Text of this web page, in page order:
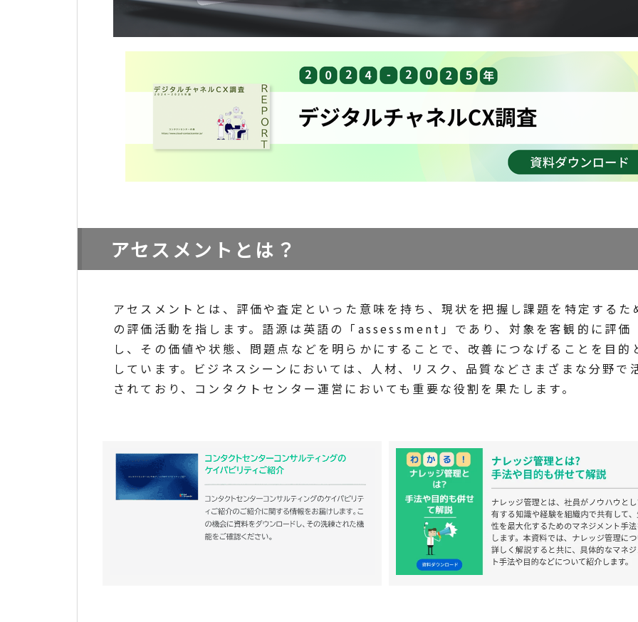
アセスメントとは？
アセスメントとは、評価や査定といった意味を持ち、現状を把握し課題を特定するた
の評価活動を指します。語源は英語の「assessment」であり、対象を客観的に評価
し、その価値や状態、問題点などを明らかにすることで、改善につなげることを目的
しています。ビジネスシーンにおいては、人材、リスク、品質などさまざまな分野で
されており、コンタクトセンター運営においても重要な役割を果たします。